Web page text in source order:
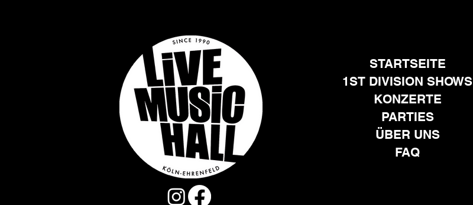
STARTSEITE
1ST DIVISION SHOWS
KONZERTE
PARTIES
ÜBER UNS
FAQ